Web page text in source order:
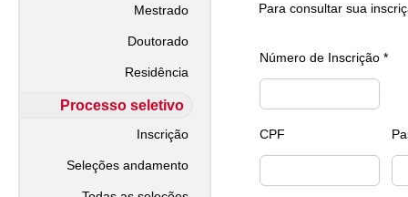
Mestrado
Doutorado
Residência
Processo seletivo
Inscrição
Seleções andamento
Para consultar sua
Número de Inscrição *
CPF